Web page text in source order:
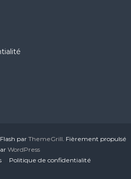
par ThemeGrill. Fièrement propulsé
WordPress
Politique de confidentialité